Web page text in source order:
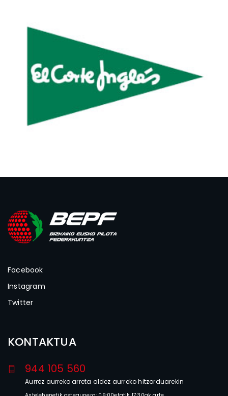
Facebook
Instagram
Twitter
KONTAKTUA
944 105 560
Aurrez aurreko arreta aldez aurreko hitzorduarekin